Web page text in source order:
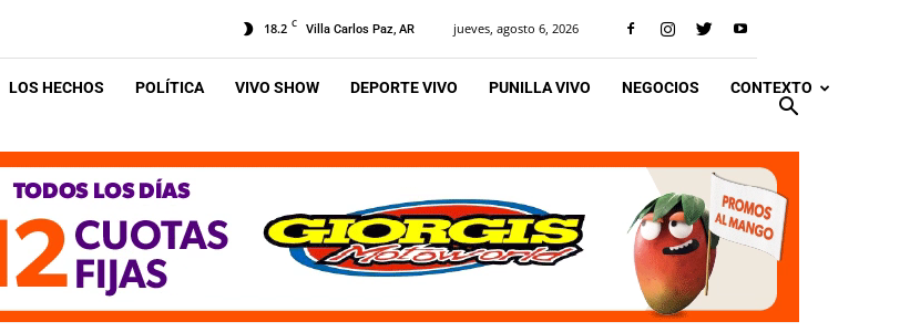
18.2 C Villa Carlos Paz, AR jueves, agosto 6, 2026
LOS HECHOS POLÍTICA VIVO SHOW DEPORTE VIVO PUNILLA VIVO NEGOCIOS CONTEXTO